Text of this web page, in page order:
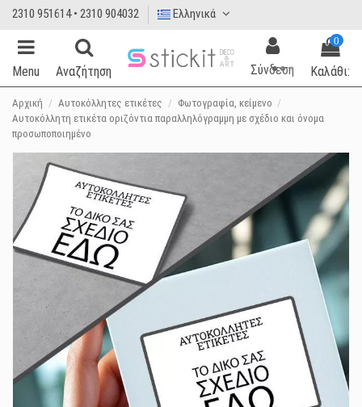
2310 951614 • 2310 904032 Ελληνικά
Menu Αναζήτηση Σύνδεση
0
Καλάθι:
Αρχική Αυτοκόλλητες ετικέτες
Φωτογραφία, κείμενο
Αυτοκόλλητη ετικέτα οριζόντια παραλληλόγραμμη με σχέδιο και όνομα
προσωποποιημένο